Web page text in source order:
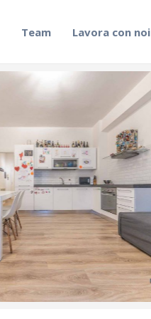
Team Lavora con noi